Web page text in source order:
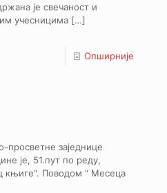
је свечаност и
учесницима […]
Опширније
просветне заједнице
је, 51.пут по реду,
књиге“. Поводом “ Месеца